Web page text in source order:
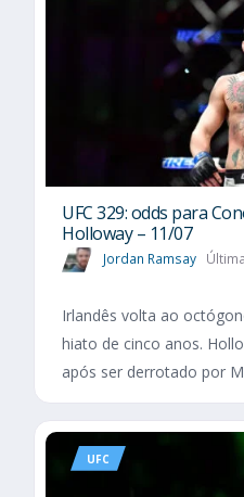
UFC 329: odds para
Holloway – 11/07
Jordan Ramsay
Irlandês volta ao
hiato de cinco anos.
após ser derrotado por
UFC